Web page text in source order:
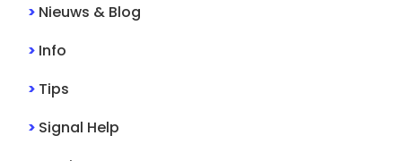
> Nieuws & Blog
> Info
> Tips
> Signal Help